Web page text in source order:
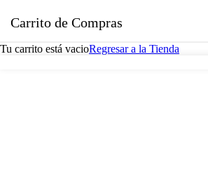
Carrito de Compras
Tu carrito está vacioRegresar a la Tienda